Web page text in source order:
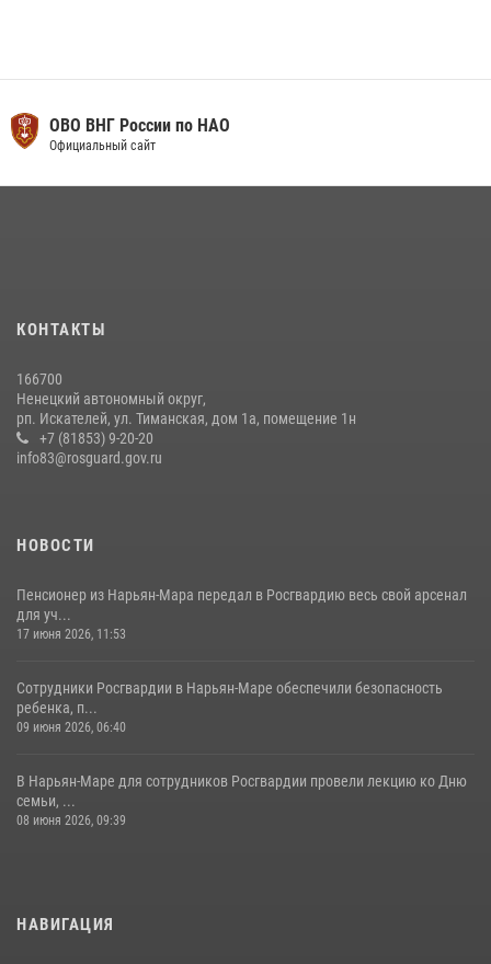
ОВО ВНГ России по НАО
Официальный сайт
КОНТАКТЫ
166700
Ненецкий автономный округ,
рп. Искателей, ул. Тиманская, дом 1а, помещение 1н
+7 (81853) 9-20-20
info83@rosguard.gov.ru
НОВОСТИ
Пенсионер из Нарьян-Мара передал в Росгвардию весь свой арсенал
для уч...
17 июня 2026, 11:53
Сотрудники Росгвардии в Нарьян-Маре обеспечили безопасность
ребенка, п...
09 июня 2026, 06:40
В Нарьян-Маре для сотрудников Росгвардии провели лекцию ко Дню
семьи, ...
08 июня 2026, 09:39
НАВИГАЦИЯ